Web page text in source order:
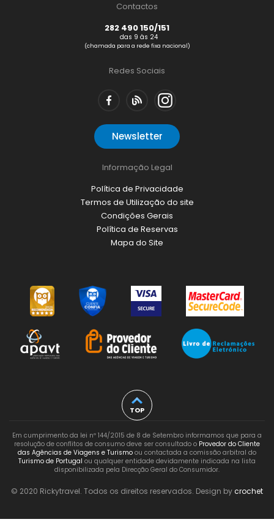
Contactos
282 490 150/151
das 9 às 24
(chamada para a rede fixa nacional)
Redes Sociais
Newsletter
Informação Legal
Política de Privacidade
Termos de Utilização do site
Condições Gerais
Política de Reservas
Mapa do Site
TOP
Em cumprimento da lei nº 144/2015 de 8 de Setembro informamos que para a
resolução de conflitos de consumo deve ser consultado o Provedor do Cliente
das Agências de Viagens e Turismo ou contactada a comissão arbitral do
Turismo de Portugal ou qualquer entidade devidamente indicada na lista
disponibilizada pela Direcção Geral do Consumidor.
© 2020 Rickytravel. Todos os direitos reservados. Design bycrochet